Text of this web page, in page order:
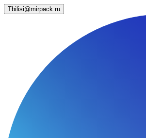
Tbilisi@mirpack.ru